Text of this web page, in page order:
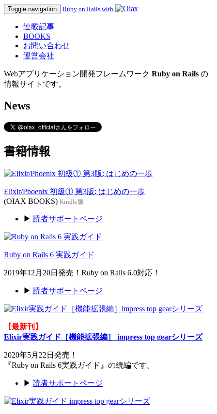
Toggle navigation Ruby on Rails with
連載記事
BOOKS
お問い合わせ
運営会社
Webアプリケーション開発フレームワーク Ruby on Rails の
情報サイトです。
News
書籍情報
Elixir/Phoenix 初級① 第3版: はじめの一歩
(OIAX BOOKS) Kindle版
▶ 読者サポートページ
Ruby on Rails 6 実践ガイド
2019年12月20日発売！Ruby on Rails 6.0対応！
▶ 読者サポートページ
【最新刊】
Elixir実践ガイド［機能拡張編］ impress top gearシリーズ
2020年5月22日発売！
『Ruby on Rails 6実践ガイド』の続編です。
▶ 読者サポートページ